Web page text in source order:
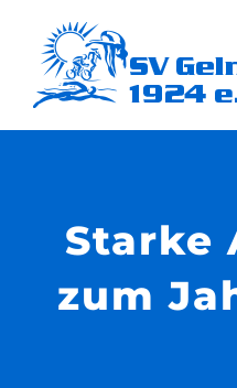
Inhalt
springen
Starke
zum